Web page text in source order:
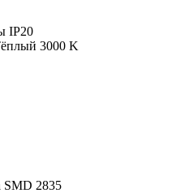
IP20
3000 K
SMD 2835